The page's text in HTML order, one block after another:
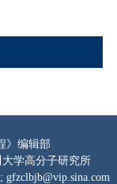
》编辑部
学高分子研究所
gfzclbjb@vip.sina.com